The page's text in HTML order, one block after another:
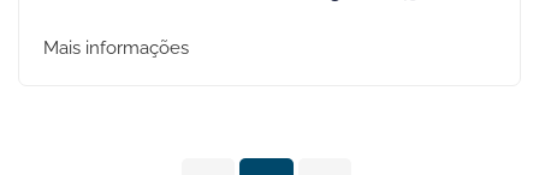
Mais informações